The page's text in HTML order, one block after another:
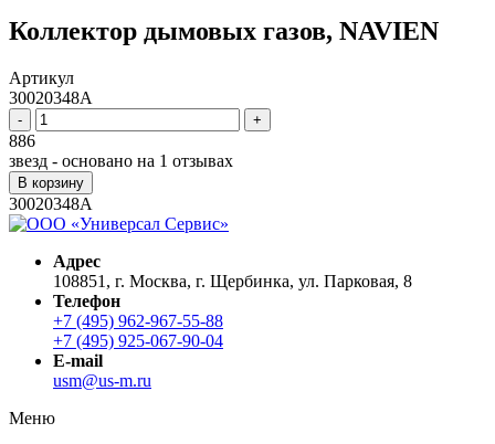
Коллектор дымовых газов, NAVIEN
Артикул
30020348A
- +
886
звезд - основано на 1 отзывах
В корзину
30020348A
Адрес
108851, г. Москва, г. Щербинка, ул. Парковая, 8
Телефон
+7 (495) 962-967-55-88
+7 (495) 925-067-90-04
E-mail
usm@us-m.ru
Меню